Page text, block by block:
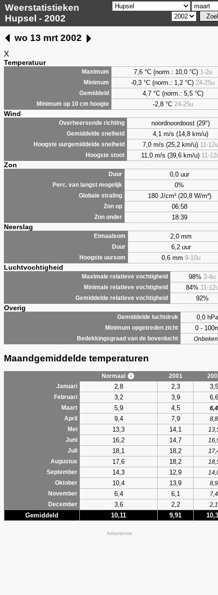
Weerstatistieken
Hupsel - 2002
wo 13 mrt 2002
X
Temperatuur
Maximum 7,6°C (norm.: 10,0 °C) 1-2u
Minimum -0,3 °C (norm.: 1,2 °C) 24-25u
Gemiddeld 4,7°C (norm.: 5,5 °C)
Minimum op 10 cm hoogte -2,8 °C 24-25u
Wind
Overheersende richting noordnoordoost (29°)
Gemiddelde snelheid 4,1 m/s (14,8 km/u)
Hoogste uurgemiddelde snelheid 7,0 m/s (25,2 km/u) 11-12u
Hoogste stoot 11,0 m/s (39,6 km/u) 11-
Zon
Duur 0,0 uur
Perc. van langst mogelijk 0%
Globale straling 180 J/cm² (20,8 W/m²)
Zon op 06:58
Zon onder 18:39
Neerslag
Etmaalsom 2,0 mm
Duur 6,2 uur
Hoogste uursom 0,6 mm 9-10u
Luchtvochtigheid
Maximale relatieve vochtigheid 98% 3-4u
Minimale relatieve vochtigheid 84% 11-
Gemiddelde relatieve vochtigheid 92%
Overig
Gemiddelde luchtdruk 0,0 hPa
Minimum opgetreden zicht 0 -
Bedekkingsgraad van de bovenlucht
Maandgemiddelde temperaturen
Normaal 2001
Januari
2,8 2,3 3,5
Februari 3,2 3,9 6,6
Maart 5,9 4,5
6,4
April
9,4 7,9
8,8
Mei
13,3 14,1
Juni
16,2 14,7
Juli
18,1 18,2
Augustus
17,6 18,2
September
14,3 12,9
Oktober
10,4 13,9
8,9
November
6,4 6,1
7,4
December
3,6 2,2 2,1
Gemiddeld 10,11 9,91
Advertentie